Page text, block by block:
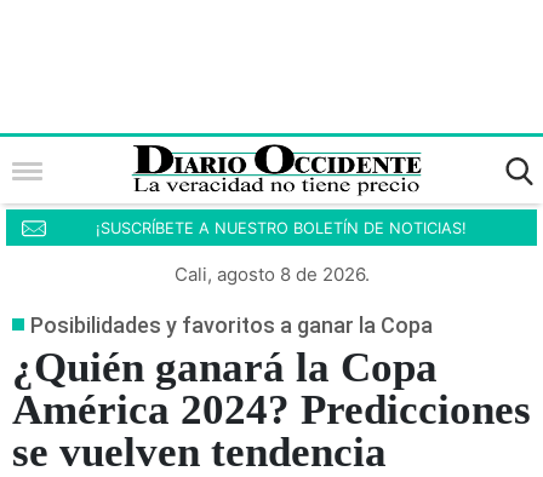
¡SUSCRÍBETE A NUESTRO BOLETÍN DE NOTICIAS!
Cali, agosto 8 de 2026.
Posibilidades y favoritos a ganar la Copa
¿Quién ganará la Copa
América 2024? Predicciones
se vuelven tendencia